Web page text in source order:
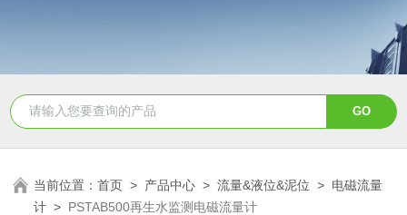
当前位置：首页 > 产品中心 >流量&液位&泥位 > 电磁流量
计 > PSTAB500再生水监测电磁流量计